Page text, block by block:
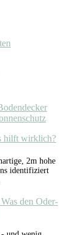
hilft wirklich?
2m hohe
identifiziert
den Oder-